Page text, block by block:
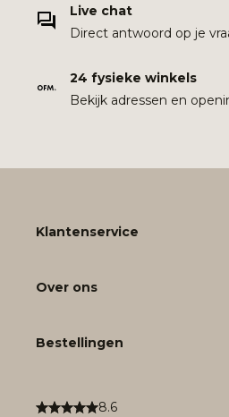
Live chat
Direct antwoord op je
24 fysieke winkels
Bekijk adressen en
8.6
Klantenservice
Over ons
Bestellingen